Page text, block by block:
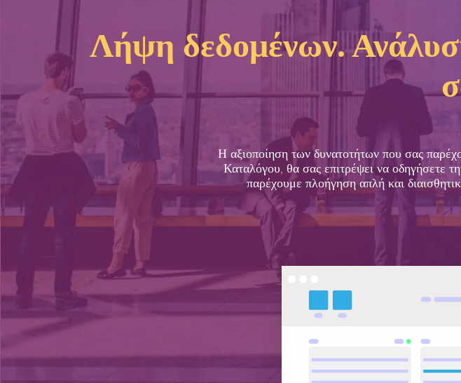
Λήψη δεδομένων.
Η αξιοποίηση των δυνατοτήτων που σας
Καταλόγου, θα σας επιτρέψει να οδηγήσετε
παρέχουμε πλοήγηση απλή και